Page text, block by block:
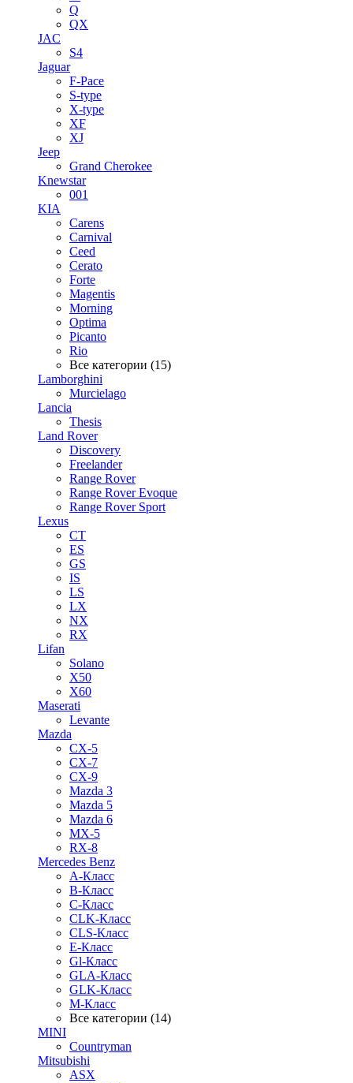
Q
QX
JAC
S4
Jaguar
F-Pace
S-type
X-type
XF
XJ
Jeep
Grand Cherokee
Knewstar
001
KIA
Carens
Carnival
Ceed
Cerato
Forte
Magentis
Morning
Optima
Picanto
Rio
Все категории (15)
Lamborghini
Murcielago
Lancia
Thesis
Land Rover
Discovery
Freelander
Range Rover
Range Rover Evoque
Range Rover Sport
Lexus
CT
ES
GS
IS
LS
LX
NX
RX
Lifan
Solano
X50
X60
Maserati
Levante
Mazda
CX-5
CX-7
CX-9
Mazda 3
Mazda 5
Mazda 6
MX-5
RX-8
Mercedes Benz
A-Класс
B-Класс
C-Класс
CLK-Класс
CLS-Класс
E-Класс
Gl-Класс
GLA-Класс
GLK-Класс
M-Класс
Все категории (14)
MINI
Countryman
Mitsubishi
ASX